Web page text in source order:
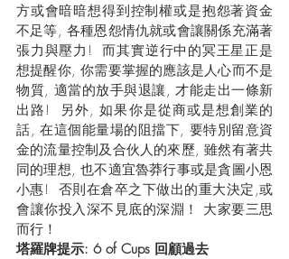
方或會暗暗想得到控制權或是抱怨著資金
不足等, 各種恩怨情仇就或會讓關係充滿著
張力與壓力!  而其實逆行中的冥王星正是
想提醒你, 你需要掌握的應該是人心而不是
物質, 適當的放手與退讓, 才能走出一條新
出路!  另外, 如果你是從商或是想創業的
話, 在這個能量場的阻擋下, 要特別留意資
金的流量控制及合伙人的來歷, 雖然有著共
同的理想, 也不適宜魯莽行事或是貪圖小恩
小惠!  否則在倉卒之下做出的重大決定,或
會讓你投入深不見底的深淵！ 大家要三思
而行！
塔羅牌提示: 6 of Cups 回顧過去